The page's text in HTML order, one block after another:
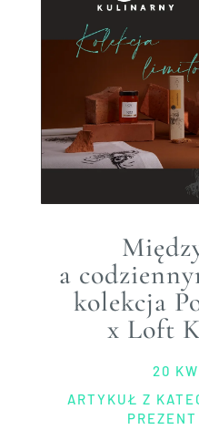
a
kolekcja
x Loft
20
ARTYKUŁ Z
PREZENT